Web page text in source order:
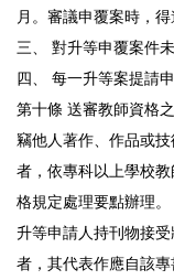
月。審議申覆案時，
三、 對升等申覆案件
四、 每一升等案提請
第十條 送審教師資格
竊他人著作、作品或
者，依專科以上學校
格規定處理要點辦理。
升等申請人持刊物接
者，其代表作應自該